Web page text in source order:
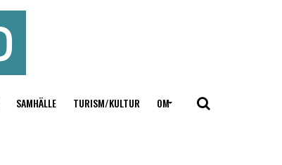
SAMHÄLLE TURISM/KULTUR OM